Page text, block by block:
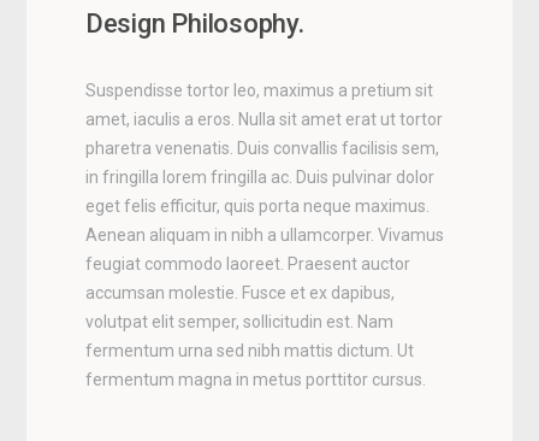
Design Philosophy.
Suspendisse tortor leo, maximus a pretium sit
amet, iaculis a eros. Nulla sit amet erat ut tortor
pharetra venenatis. Duis convallis facilisis sem,
in fringilla lorem fringilla ac. Duis pulvinar dolor
eget felis efficitur, quis porta neque maximus.
Aenean aliquam in nibh a ullamcorper. Vivamus
feugiat commodo laoreet. Praesent auctor
accumsan molestie. Fusce et ex dapibus,
volutpat elit semper, sollicitudin est. Nam
fermentum urna sed nibh mattis dictum. Ut
fermentum magna in metus porttitor cursus.